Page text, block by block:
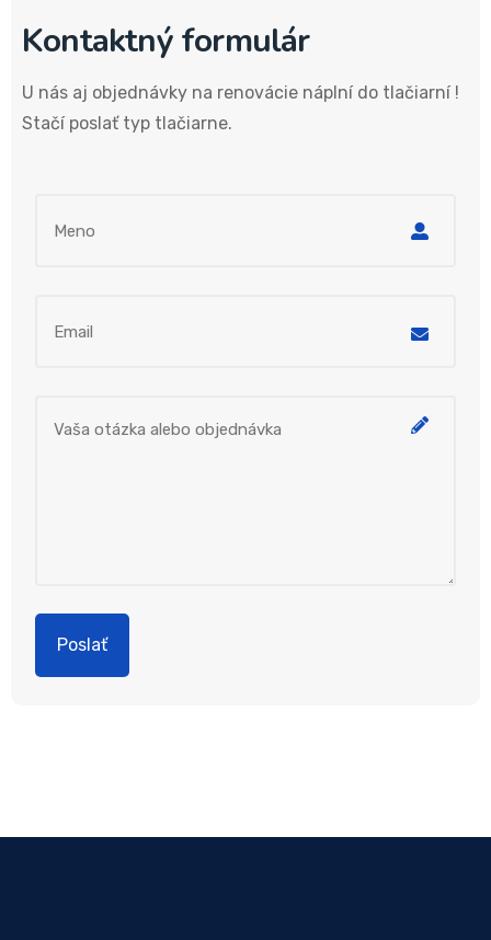
Kontaktný formulár
U nás aj objednávky na renovácie náplní do tlačiarní !
Stačí poslať typ tlačiarne.